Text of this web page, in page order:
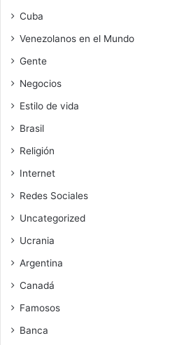
Cuba
Venezolanos en el Mundo
Gente
Negocios
Estilo de vida
Brasil
Religión
Internet
Redes Sociales
Uncategorized
Ucrania
Argentina
Canadá
Famosos
Banca